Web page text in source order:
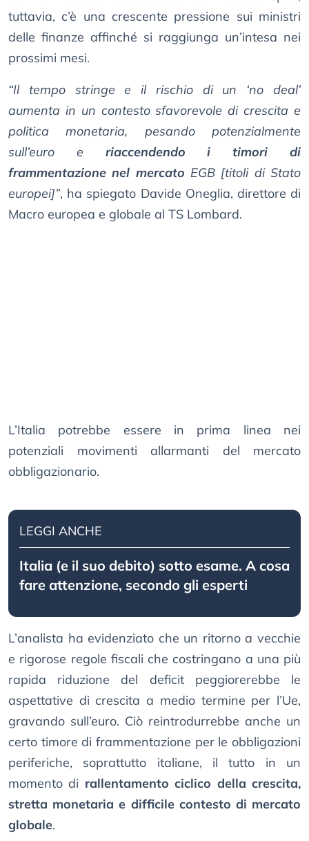
tuttavia, c’è una crescente pressione sui ministri
delle finanze affinché si raggiunga un’intesa nei
prossimi mesi.
“Il tempo stringe e il rischio di un ‘no deal’
aumenta in un contesto sfavorevole di crescita e
politica monetaria, pesando potenzialmente
sull’euro e riaccendendo i timori di
frammentazione nel mercato EGB [titoli di Stato
europei]”, ha spiegato Davide Oneglia, direttore di
Macro europea e globale al TS Lombard.
L’Italia potrebbe essere in prima linea nei
potenziali movimenti allarmanti del mercato
obbligazionario.
LEGGI ANCHE
Italia (e il suo debito) sotto esame. A cosa
fare attenzione, secondo gli esperti
L’analista ha evidenziato che un ritorno a vecchie
e rigorose regole fiscali che costringano a una più
rapida riduzione del deficit peggiorerebbe le
aspettative di crescita a medio termine per l’Ue,
gravando sull’euro. Ciò reintrodurrebbe anche un
certo timore di frammentazione per le obbligazioni
periferiche, soprattutto italiane, il tutto in un
momento di rallentamento ciclico della crescita,
stretta monetaria e difficile contesto di mercato
globale.